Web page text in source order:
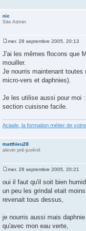
nic
Site Admin
e
s
s
g
e
mer. 28 septembre 2005, 20:13
J'ai les mêmes flocons que
mouiller.
Je nourris maintenant toutes
micro-vers et daphnies).
Je les utilise aussi pour moi
section cuisisne facile.
Aciade, la formation métier de
matthieu28
alevin pré-juvénil
e
s
s
a
g
mer. 28 septembre 2005, 20:21
oui il faut qu'il soit bien
un peu les grindal etait
revenait tous dessus,
je nourris aussi mais
qu'avec mon eau verte,